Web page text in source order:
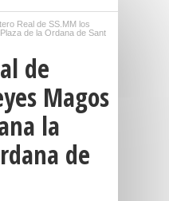
Real de SS.MM los
de la Ordana de Sant
de
Magos
la
de